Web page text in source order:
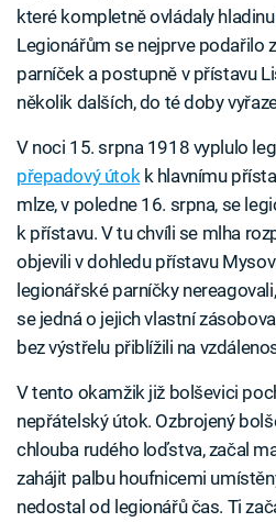
které kompletně ovládaly
Legionářům se nejprve podařilo
parníček a postupně v přístavu
několik dalších, do té doby
V noci 15. srpna 1918 vyplulo
přepadový útok k hlavnímu
mlze, v poledne 16. srpna, se
k přístavu. V tu chvíli se mlha
objevili v dohledu přístavu
legionářské parníčky
se jedná o jejich vlastní
bez výstřelu přiblížili na
V tento okamžik již bolševici
nepřátelský útok. Ozbrojený
chlouba rudého loďstva, začal
zahájit palbu houfnicemi
nedostal od legionářů čas. Ti